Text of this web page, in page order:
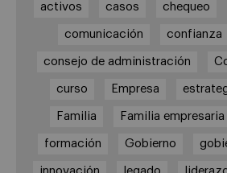
activos casos chequeo
comunicación confianza
consejo de administración
curso Empresa
Familia Familia empresaria
formación Gobierno